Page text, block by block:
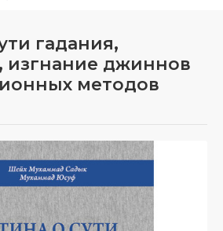
гадания,
изгнание джиннов
методов